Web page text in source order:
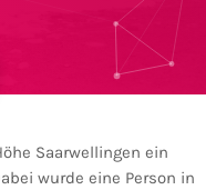
Saarwellingen ein
wurde eine Person in